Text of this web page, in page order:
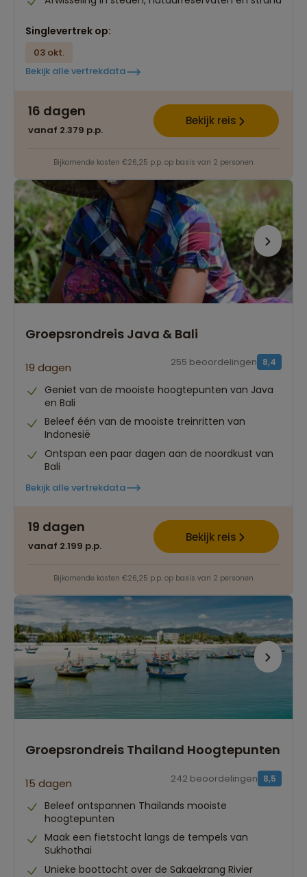
Singlevertrek op:
03 okt.
Bekijk alle vertrekdata
16 dagen
vanaf 2.379 p.p.
Bekijk reis
Bijkomende kosten €26,25 p.p. op basis van 2 personen
Groepsrondreis Java & Bali
19 dagen 8,4
255 beoordelingen
Geniet van de mooiste hoogtepunten van Java
en Bali
Beleef één van de mooiste treinritten van
Indonesië
Ontspan een paar dagen aan de noordkust van
Bali
Bekijk alle vertrekdata
19 dagen
vanaf 2.199 p.p.
Bekijk reis
Bijkomende kosten €26,25 p.p. op basis van 2 personen
Groepsrondreis Thailand Hoogtepunten
15 dagen 8,5
242 beoordelingen
Beleef ontspannen Thailands mooiste
hoogtepunten
Maak een fietstocht langs de tempels van
Sukhothai
Unieke boottocht over de Sakaekrang Rivier